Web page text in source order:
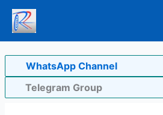
Skip
content
WhatsApp Channel
Telegram Group